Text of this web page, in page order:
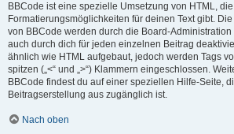
BBCode ist eine spezielle Umsetzung von HTML,
Formatierungsmöglichkeiten für deinen Text gibt.
von BBCode werden durch die Board-
auch durch dich für jeden einzelnen Beitrag
ähnlich wie HTML aufgebaut, jedoch werden Tags
spitzen („<“ und „>“) Klammern eingeschlossen.
BBCode findest du auf einer speziellen Hilfe-Seite,
Beitragserstellung aus zugänglich ist.
Nach oben